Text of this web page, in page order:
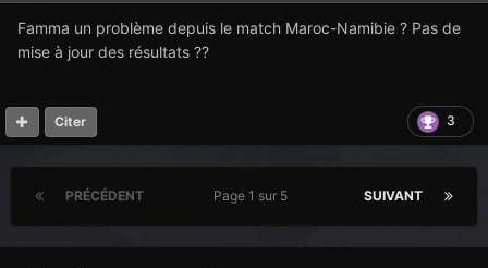
Famma un problème depuis le match Maroc-Namibie ? Pas de
mise à jour des résultats ??
3
Citer
PRÉCÉDENT SUIVANT
Page 1 sur 5